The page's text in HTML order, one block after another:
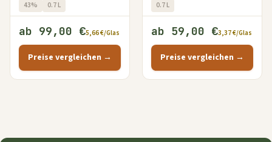
43% 0.7 L
ab 99,00 €5,66 €/Glas
Preise vergleichen →
0.7 L
ab 59,00 €3,37 €/Glas
Preise vergleichen →